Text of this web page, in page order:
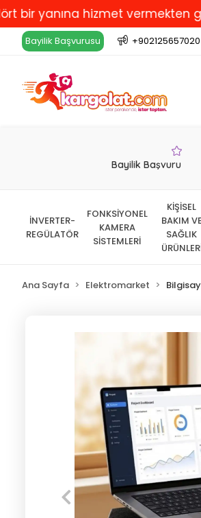
hizmet vermekten gurur
Bayilik Başvurusu +902125657020
Bayilik Başvuru
İNVERTER-
REGÜLATÖR
FONKSİYONEL
KAMERA
SİSTEMLERİ
KİŞİSEL
BAKIM VE
SAĞLIK
Ana Sayfa Elektromarket